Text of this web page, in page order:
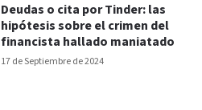
17 de Septiembre de 2024
Deudas o cita por Tinder: las
hipótesis sobre el crimen del
financista hallado maniatado